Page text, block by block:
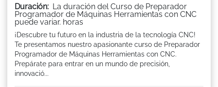
Duración: La duración del Curso de Preparador
Programador de Máquinas Herramientas con CNC
puede variar. horas
¡Descubre tu futuro en la industria de la tecnología CNC!
Te presentamos nuestro apasionante curso de Preparador
Programador de Máquinas Herramientas con CNC.
Prepárate para entrar en un mundo de precisión,
innovació...